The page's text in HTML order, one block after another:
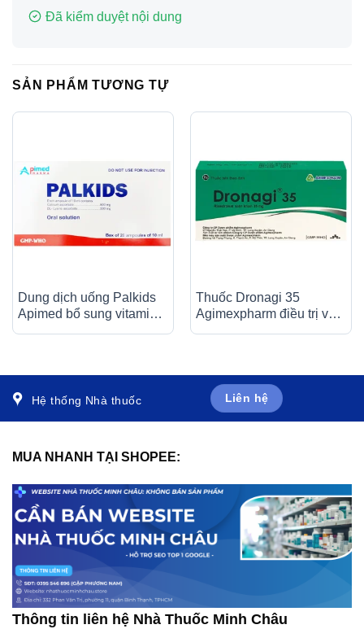
Đã kiểm duyệt nội dung
SẢN PHẨM TƯƠNG TỰ
Dung dịch uống Palkids
Apimed bổ sung vitamin,
Thuốc Dronagi 35
Agimexpharm điều trị và
Hệ thống Nhà thuốc Liên hệ
MUA NHANH TẠI SHOPEE:
Thông tin liên hệ Nhà Thuốc Minh Châu